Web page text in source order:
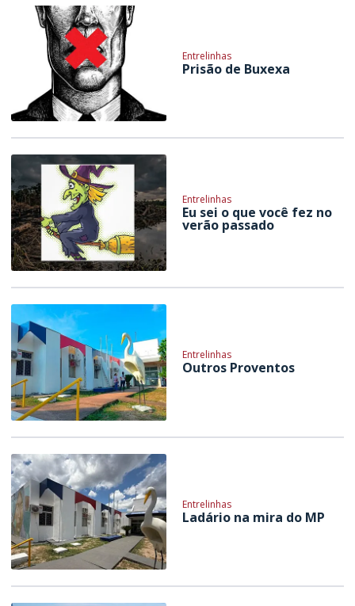
Entrelinhas
Prisão de Buxexa
Entrelinhas
Eu sei o que você fez no
verão passado
Entrelinhas
Outros Proventos
Entrelinhas
Ladário na mira do MP